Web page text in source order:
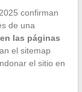
confirman
de una
las páginas
el sitemap
el sitio en